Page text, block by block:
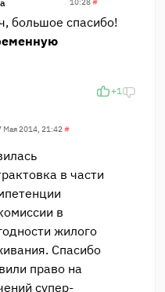
большое спасибо!
+1
Мая 2014, 21:42#
в части
в
жилого
Спасибо
право на
супер-